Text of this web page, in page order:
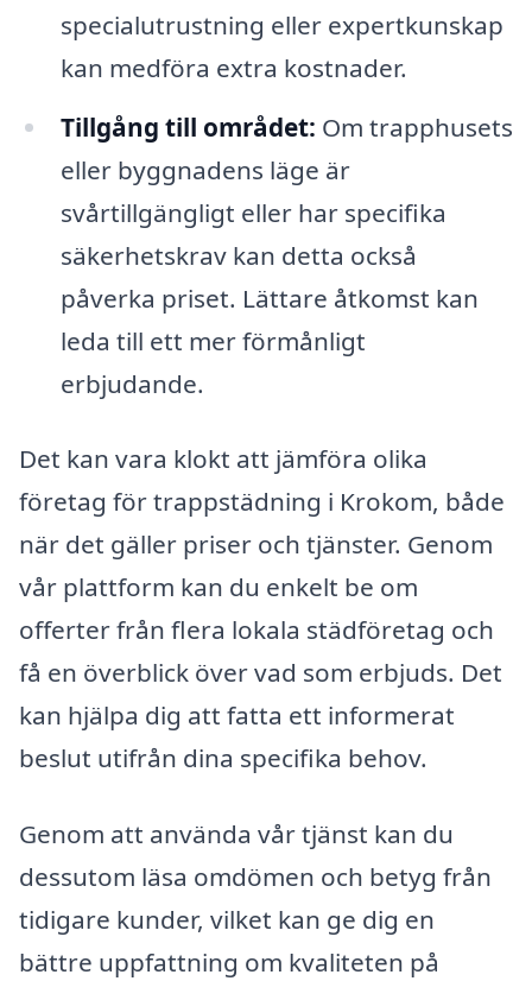
specialutrustning eller expertkunskap
kan medföra extra kostnader.
Tillgång till området: Om trapphusets
eller byggnadens läge är
svårtillgängligt eller har specifika
säkerhetskrav kan detta också
påverka priset. Lättare åtkomst kan
leda till ett mer förmånligt
erbjudande.
Det kan vara klokt att jämföra olika
företag för trappstädning i Krokom, både
när det gäller priser och tjänster. Genom
vår plattform kan du enkelt be om
offerter från flera lokala städföretag och
få en överblick över vad som erbjuds. Det
kan hjälpa dig att fatta ett informerat
beslut utifrån dina specifika behov.
Genom att använda vår tjänst kan du
dessutom läsa omdömen och betyg från
tidigare kunder, vilket kan ge dig en
bättre uppfattning om kvaliteten på